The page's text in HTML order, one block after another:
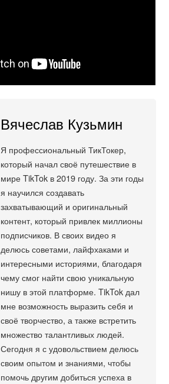
Вячеслав Кузьмин
Я профессиональный ТикТокер,
который начал своё путешествие в
мире TikTok в 2019 году. За эти годы
я научился создавать
захватывающий и оригинальный
контент, который привлек миллионы
подписчиков. В своих видео я
делюсь советами, лайфхаками и
интересными историями, благодаря
чему смог найти свою уникальную
нишу в этой платформе. TikTok дал
мне возможность выразить себя и
своё творчество, а также встретить
множество талантливых людей.
Сегодня я с удовольствием делюсь
своим опытом и знаниями, чтобы
помочь другим добиться успеха в